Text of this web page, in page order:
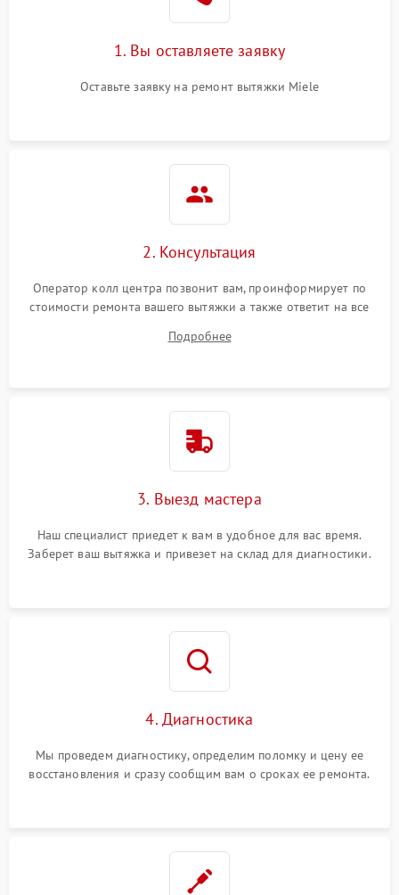
1. Вы оставляете заявку
Оставьте заявку на ремонт вытяжки Miele
2. Консультация
Оператор колл центра позвонит вам, проинформирует по
стоимости ремонта вашего вытяжки а также ответит на все
Подробнее
3. Выезд мастера
Наш специалист приедет к вам в удобное для вас время.
Заберет ваш вытяжка и привезет на склад для диагностики.
4. Диагностика
Мы проведем диагностику, определим поломку и цену ее
восстановления и сразу сообщим вам о сроках ее ремонта.